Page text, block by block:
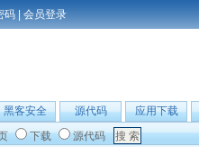
码 | 会员登录
黑客安全 源代码 应用下载
下载
源代码